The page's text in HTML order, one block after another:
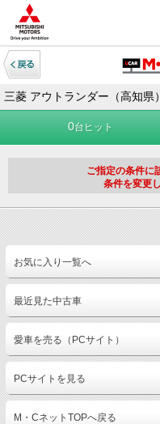
三菱 アウトランダー（高知県
0台ヒット
ご指定の条件に
条件を変更
お気に入り一覧へ
最近見た中古車
愛車を売る（PCサイト）
PCサイトを見る
M・CネットTOPへ戻る